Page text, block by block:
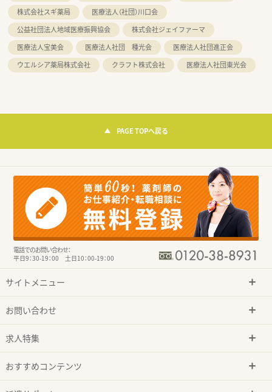
株式会社スギ薬局
医療法人（社団）川口会
公益社団法人地域医療振興協会
株式会社ジェイファーマ
医療法人宝美会
医療法人社団 種光会
医療法人社団進正会
ウエルシア薬局株式会社
クラフト株式会社 医療法人社団東光会
PAGE TOPへ戻る
電話でのお問い合わせ：
平日9：30-19：00 土日10：00-19：00
サイトメニュー
お問い合わせ
求人特集
おすすめコンテンツ